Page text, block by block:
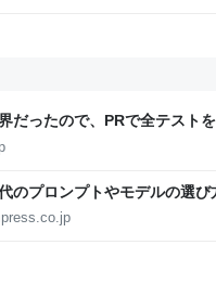
だったので、PRで全テスト
のプロンプトやモデルの選
キュメント2本を日本語で
Watch/ニュース】